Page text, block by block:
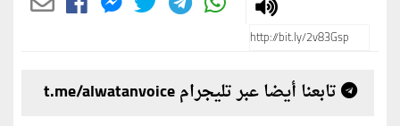
تابعنا أيضا عبر تليجرام t.me/alwatanvoice